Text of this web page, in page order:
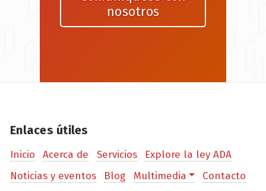
nosotros
Enlaces útiles
Inicio Acerca de Servicios
Explore la ley ADA
Noticias y eventos
Blog Multimedia Contacto